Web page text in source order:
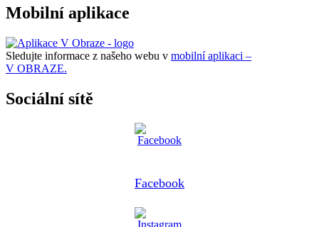
Mobilní aplikace
Sledujte informace z našeho webu v mobilní aplikaci –
V OBRAZE.
Sociální sítě
Facebook